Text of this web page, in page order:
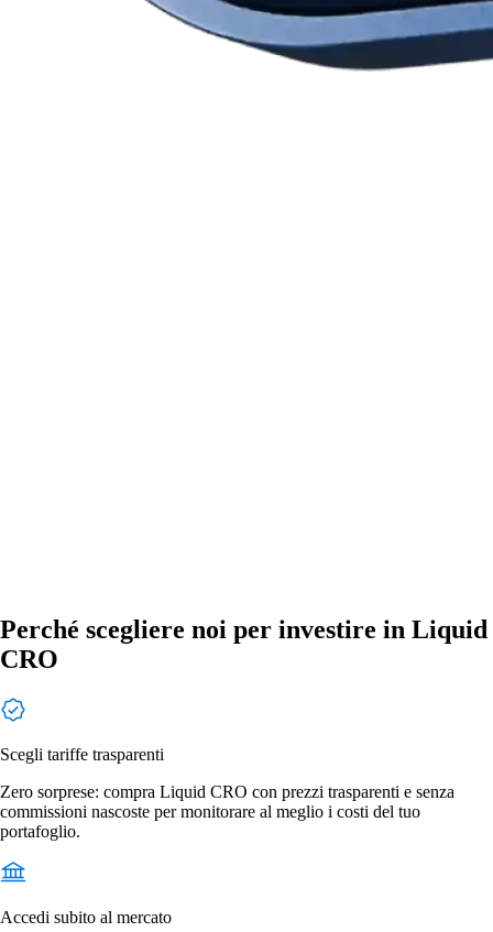
Perché scegliere noi per investire in Liquid
CRO
Scegli tariffe trasparenti
Zero sorprese: compra Liquid CRO con prezzi trasparenti e senza
commissioni nascoste per monitorare al meglio i costi del tuo
portafoglio.
Accedi subito al mercato